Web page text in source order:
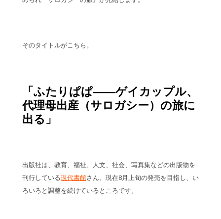
そのタイトルがこちら。
「ふたりぱぱ――ゲイカップル、
代理母出産（サロガシー）の旅に
出る」
出版社は、教育、福祉、人文、社会、写真集などの出版物を
刊行している現代書館さん。現在8月上旬の発売を目指し、い
ろいろと調整を続けているところです。